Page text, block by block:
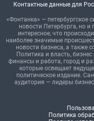
Контактные данные для
«Фонтанка» — петербургское
новости Петербурга, но и
интересное, что
наиболее значимые
новости бизнеса, а также
Политика и власть,
финансы и работа, город и
которые освещает
политическое издание.
аудитория — лидеры
Политика